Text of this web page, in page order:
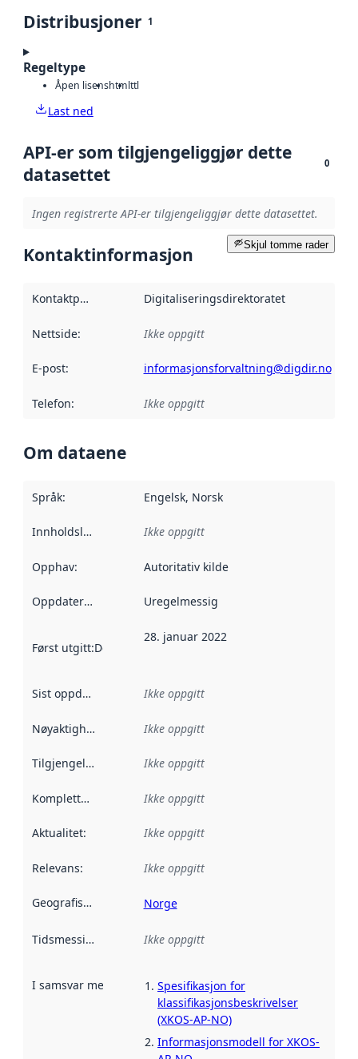
Distribusjoner 1
Regeltype
Åpen lisenshtmlttl
Last ned
API-er som tilgjengeliggjør dette
datasettet
0
Ingen registrerte API-er tilgjengeliggjør dette datasettet.
Skjul tomme rader
Kontaktinformasjon
Kontaktpunkt Digitaliseringsdirektoratet
Nettside: Ikke oppgitt
E-post: informasjonsforvaltning@digdir.no
Telefon: Ikke oppgitt
Om dataene
Språk: Engelsk, Norsk
Innholdsleverandører :
Ikke oppgitt
Opphav: Autoritativ kilde
Oppdateringsfrekvens :
Uregelmessig
Først utgitt:Denne datoen sier når dataene i dette
28. januar 2022
Sist oppdatert Ikke oppgitt
Nøyaktighet Ikke oppgitt
Tilgjengelighet Ikke oppgitt
Kompletthet Ikke oppgitt
Aktualitet: Ikke oppgitt
Relevans: Ikke oppgitt
Geografisk avgrensning :
Norge
Tidsmessig avgrensning :
Ikke oppgitt
I samsvar med Referanse til en implementasjonsregel
Spesifikasjon for
klassifikasjonsbeskrivelser
(XKOS-AP-NO)
Informasjonsmodell for XKOS-